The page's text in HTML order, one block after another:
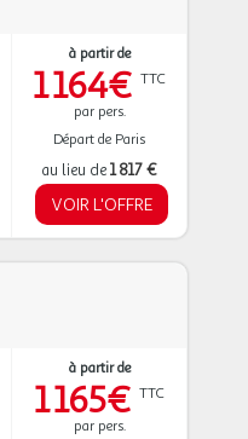
à partir de
1 164€ TTC
par pers.
Départ de Paris
au lieu de1 817 €
VOIR L'OFFRE
à partir de
1 165€ TTC
par pers.